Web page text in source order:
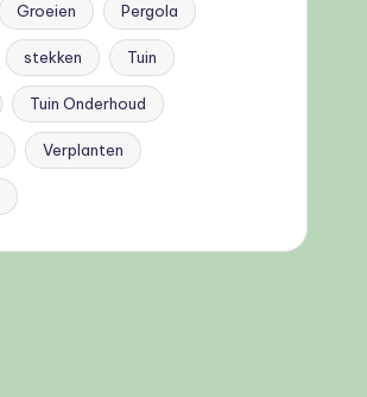
Groeien Pergola
stekken Tuin
Tuin Onderhoud
Verplanten